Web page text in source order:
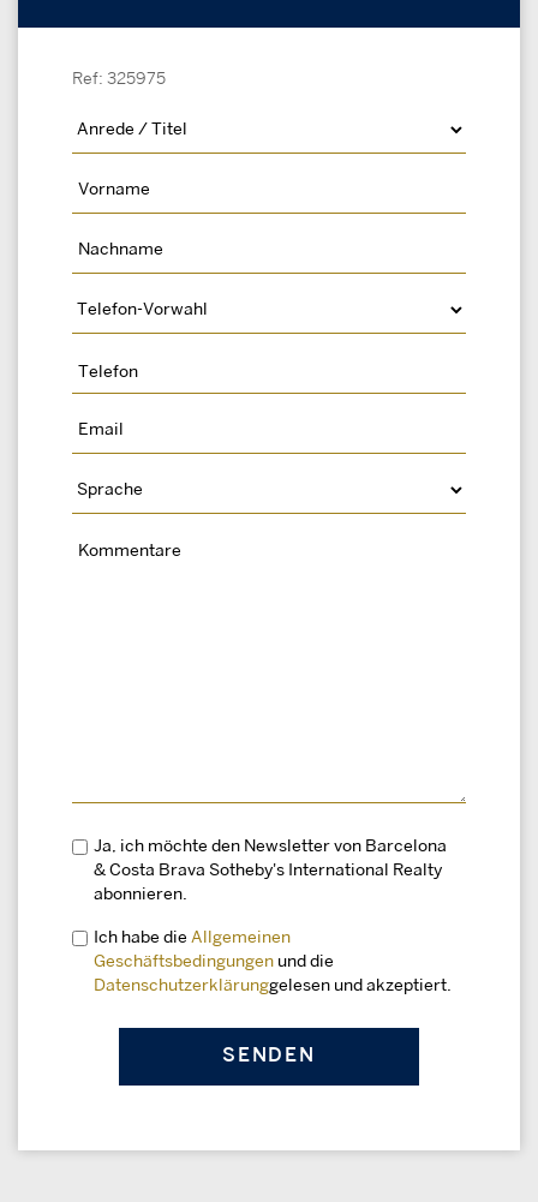
Ref: 325975
Ja, ich möchte den Newsletter von Barcelona
& Costa Brava Sotheby's International Realty
abonnieren.
Ich habe die Allgemeinen
Geschäftsbedingungen und die
Datenschutzerklärunggelesen und akzeptiert.